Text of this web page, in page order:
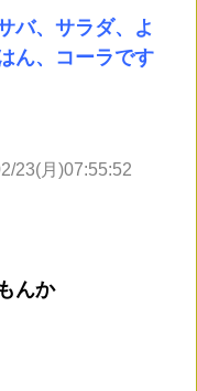
バ、サラダ、よ
ん、コーラです
23(月)07:55:52
んか